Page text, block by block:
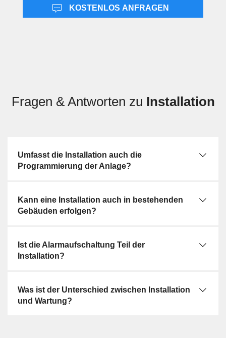
Inbetriebnahme und umfasst periodische Kontrolle,
Prüfung und Instandhaltung des Systems.
KOSTENLOS ANFRAGEN
Fragen & Antworten zu Installation
Umfasst die Installation auch die
Programmierung der Anlage?
Kann eine Installation auch in bestehenden
Gebäuden erfolgen?
Ist die Alarmaufschaltung Teil der
Installation?
Was ist der Unterschied zwischen Installation
und Wartung?